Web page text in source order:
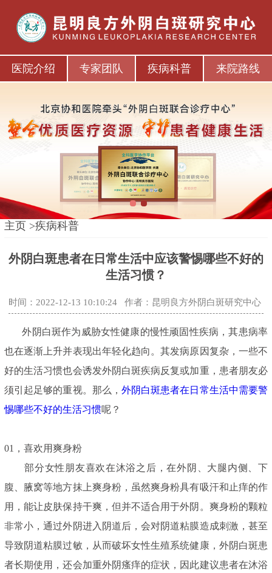
医院介绍 专家团队 疾病科普 来院路线
主页 >疾病科普
外阴白斑患者在日常生活中应该警惕哪些不好的
生活习惯？
时间：2022-12-13 10:10:24 作者：昆明良方外阴白斑研究中心
外阴白斑作为威胁女性健康的慢性顽固性疾病，其患病率
也在逐渐上升并表现出年轻化趋向。其发病原因复杂，一些不
好的生活习惯也会诱发外阴白斑疾病反复或加重，患者朋友必
须引起足够的重视。那么， 外阴白斑患者在日常生活中需要警
惕哪些不好的生活习惯呢？
01， 喜欢用爽身粉
部分女性朋友喜欢在沐浴之后，在外阴、大腿内侧、下
腹、腋窝等地方抹上爽身粉，虽然爽身粉具有吸汗和止痒的作
用，能让皮肤保持干爽，但并不适合用于外阴。爽身粉的颗粒
非常小，通过外阴进入阴道后，会对阴道粘膜造成刺激，甚至
导致阴道粘膜过敏，从而破坏女性生殖系统健康，外阴白斑患
者长期使用，还会加重外阴瘙痒的症状，因此建议患者在沐浴